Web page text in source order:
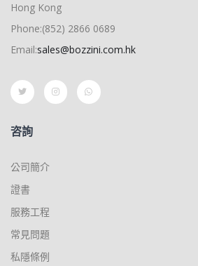
Hong Kong
Phone:(852) 2866 0689
Email:sales@bozzini.com.hk
咨詢
公司簡介
證書
服務工程
常見問題
私隱條例